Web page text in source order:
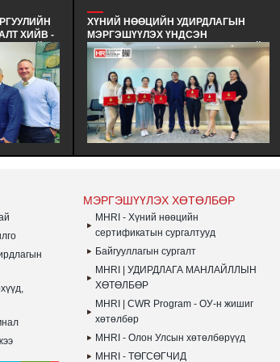
ХИЙВ -
ДАРААХ
ХҮНИЙ НӨӨЦИЙН УДИРДЛАГЫН
МЭРГЭШҮҮЛЭХ ҮНДСЭН
СУРГАЛТЫН ТӨГСӨЛТ #380 - ХҮНИЙ
НӨӨЦИЙН УДИРДЛАГЫН
МЭРГЭШҮҮЛЭХ ҮНДСЭН
СУРГАЛТЫН MHRI LEVEL-B #380
ЭЛСЭЛТИЙН СУРАЛЦАГЧИД
ХӨТӨЛБӨРӨӨ АМЖИЛТТАЙ
ДҮҮРГЭЛЭЭ.
МЭРГЭШҮҮЛЭХ ХӨТӨЛБӨР
MHRI - Хүний нөөцийн
сертификатын сургалтууд
Байгууллагын сургалт
MHRI | УДИРДЛАГА МАНЛАЙЛЛЫН
ХӨТӨЛБӨР
MHRI | CWR Program - ОУ-н жишиг
хөтөлбөр
MHRI - Олон Улсын хөтөлбөрүүд
MHRI - ТӨГСӨГЧИД